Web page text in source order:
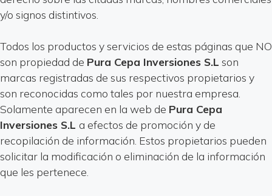
y/o signos distintivos.
Todos los productos y servicios de estas páginas que NO
son propiedad de Pura Cepa Inversiones S.L son
marcas registradas de sus respectivos propietarios y
son reconocidas como tales por nuestra empresa.
Solamente aparecen en la web de Pura Cepa
Inversiones S.L a efectos de promoción y de
recopilación de información. Estos propietarios pueden
solicitar la modificación o eliminación de la información
que les pertenece.